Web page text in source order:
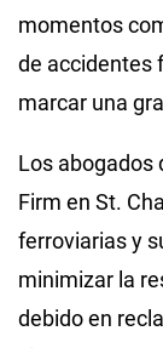
momentos
de accidentes
marcar una
Los abogados
Firm en St.
ferroviarias y
minimizar la
debido en